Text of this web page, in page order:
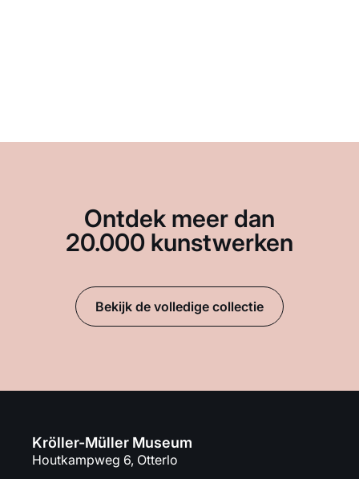
Ontdek meer dan
20.000 kunstwerken
Bekijk de volledige collectie
Kröller-Müller Museum
Houtkampweg 6, Otterlo